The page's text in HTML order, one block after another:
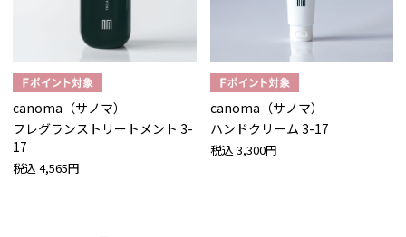
canoma（サノマ）
フレグランストリートメント 3-
17
税込 4,565円
canoma（サノマ）
ハンドクリーム 3-17
税込 3,300円